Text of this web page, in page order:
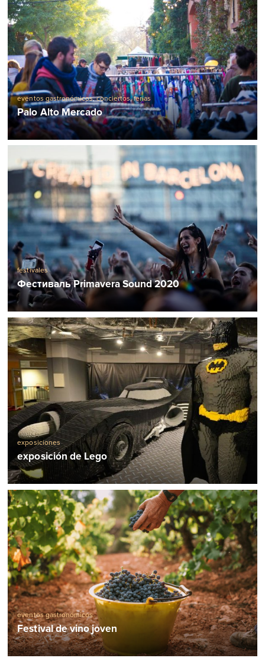
eventos gastronómicos,conciertos,ferias
Palo Alto Mercado
festivales
Фестиваль Primavera Sound 2020
exposiciones
exposición de Lego
eventos gastronómicos
Festival de vino joven